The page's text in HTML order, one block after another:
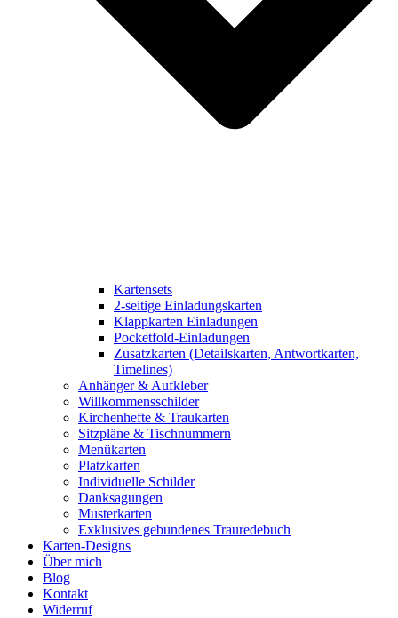
Kartensets
2-seitige Einladungskarten
Klappkarten Einladungen
Pocketfold-Einladungen
Zusatzkarten (Detailskarten, Antwortkarten,
Timelines)
Anhänger & Aufkleber
Willkommensschilder
Kirchenhefte & Traukarten
Sitzpläne & Tischnummern
Menükarten
Platzkarten
Individuelle Schilder
Danksagungen
Musterkarten
Exklusives gebundenes Trauredebuch
Karten-Designs
Über mich
Blog
Kontakt
Widerruf